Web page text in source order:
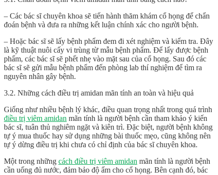
– Các bác sĩ chuyên khoa sẽ tiến hành thăm khám cổ họng để chẩn
đoán bệnh và đưa ra những kết luận chính xác cho người bệnh.
– Hoặc bác sĩ sẽ lấy bệnh phẩm đem đi xét nghiệm và kiểm tra. Đây
là kỹ thuật nuôi cấy vi trùng từ mẫu bệnh phẩm. Để lấy được bệnh
phẩm, các bác sĩ sẽ phết nhẹ vào mặt sau của cổ họng. Sau đó các
bác sĩ sẽ gửi mẫu bệnh phẩm đến phòng lab thí nghiệm để tìm ra
nguyên nhân gây bệnh.
3.2. Những cách điều trị amidan mãn tính an toàn và hiệu quả
Giống như nhiều bệnh lý khác, điều quan trọng nhất trong quá trình
điều trị viêm amidan mãn tính là người bệnh cần tham khảo ý kiến
bác sĩ, tuân thủ nghiêm ngặt và kiên trì. Đặc biệt, người bệnh không
tự ý mua thuốc hay sử dụng những bài thuốc mẹo, cũng không nên
tự ý dừng điều trị khi chưa có chỉ định của bác sĩ chuyên khoa.
Một trong những cách điều trị viêm amidan mãn tính là người bệnh
cần uống đủ nước, đảm bảo độ ẩm cho cổ họng. Bên cạnh đó, bác